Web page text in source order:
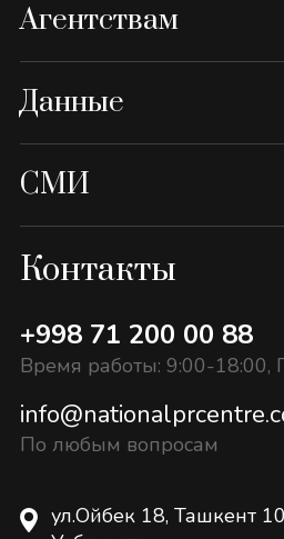
Агентствам
Данные
СМИ
Контакты
+998 71 200 00 88
Время работы: 9:00-18:00,
По любым вопросам
ул.Ойбек 18, Ташкент